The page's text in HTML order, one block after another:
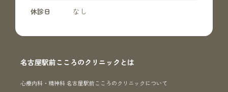
休診日 なし
名古屋駅前こころのクリニックとは
心療内科・精神科 名古屋駅前こころのクリニックについて